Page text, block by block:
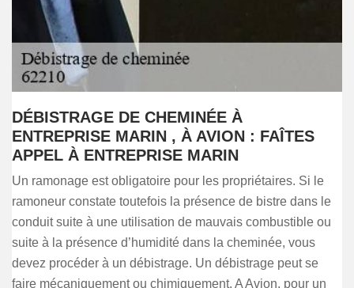
DÉBISTRAGE DE CHEMINÉE À
ENTREPRISE MARIN , À AVION : FAÎTES
APPEL À ENTREPRISE MARIN
Un ramonage est obligatoire pour les propriétaires. Si le
ramoneur constate toutefois la présence de bistre dans le
conduit suite à une utilisation de mauvais combustible ou
suite à la présence d’humidité dans la cheminée, vous
devez procéder à un débistrage. Un débistrage peut se
faire mécaniquement ou chimiquement. A Avion, pour un